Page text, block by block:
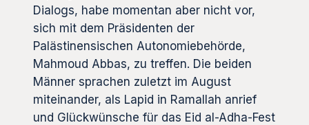
Dialogs, habe momentan aber nicht vor,
sich mit dem Präsidenten der
Palästinensischen Autonomiebehörde,
Mahmoud Abbas, zu treffen. Die beiden
Männer sprachen zuletzt im August
miteinander, als Lapid in Ramallah anrief
und Glückwünsche für das Eid al-Adha-Fest